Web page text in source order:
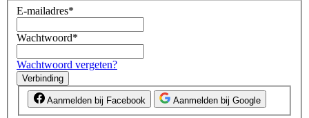
E-mailadres*
Wachtwoord*
Wachtwoord vergeten?
Verbinding
Aanmelden bij Facebook Aanmelden bij Google